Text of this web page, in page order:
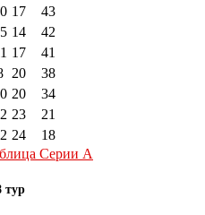
17
43
14
42
17
41
20
38
20
34
23
21
24
18
Серии А
тур